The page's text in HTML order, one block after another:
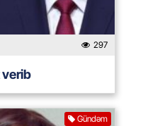
297
verib
Gündəm